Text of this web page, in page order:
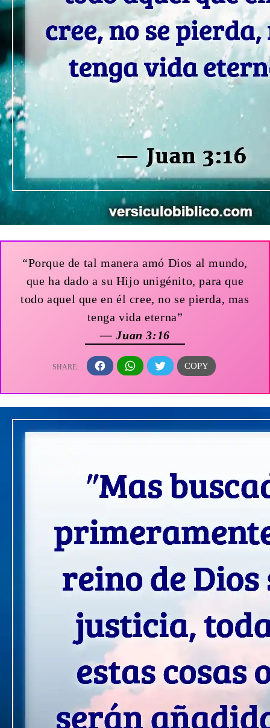
“Porque de tal manera amó Dios al mundo,
que ha dado a su Hijo unigénito, para que
todo aquel que en él cree, no se pierda, mas
tenga vida eterna”
— Juan 3:16